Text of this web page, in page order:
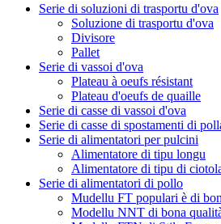
Serie di soluzioni di trasportu d'ova
Soluzione di trasportu d'ova
Divisore
Pallet
Serie di vassoi d'ova
Plateau à oeufs résistant
Plateau d'oeufs de quaille
Serie di casse di vassoi d'ova
Serie di casse di spostamenti di
Serie di alimentatori per pulcini
Alimentatore di tipu longu
Alimentatore di tipu di
Serie di alimentatori di pollo
Mudellu FT populari è di
Modellu NNT di bona